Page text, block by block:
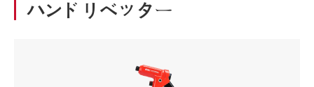
ハンドリベッター